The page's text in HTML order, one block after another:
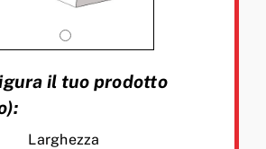
il tuo prodotto
Larghezza